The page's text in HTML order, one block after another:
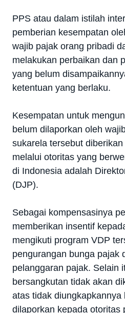
PPS atau dalam istilah
pemberian kesempatan
wajib pajak orang pribadi
melakukan perbaikan dan
yang belum
ketentuan yang berlaku.
Kesempatan untuk
belum dilaporkan oleh
sukarela tersebut
melalui otoritas yang
di Indonesia adalah
(DJP).
Sebagai kompensasinya
memberikan insentif
mengikuti program VDP
pengurangan bunga pajak
pelanggaran pajak. Selain
bersangkutan tidak akan
atas tidak
dilaporkan kepada otoritas